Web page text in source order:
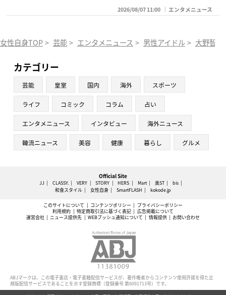
2026/08/07 11:00 エンタメニュース
女性自身TOP > 芸能 > エンタメニュース > 男性アイドル > 大野智
カテゴリー
芸能 皇室 国内 海外 スポーツ
ライフ コミック コラム 占い
エンタメニュース インタビュー 海外ニュース
韓流ニュース 美容 健康 暮らし グルメ
Official Site
JJ CLASSY. VERY STORY HERS Mart 美ST
bis
和食スタイル
女性自身 SmartFLASH kokode.jp
このサイトについて コンテンツポリシー
プライバシーポリシー
利用規約
特定商取引法に基づく表記
広告掲載について
運営会社
ニュース提供先 WEBプッシュ通知について 情報提供 お問い合わせ
ABJマークは、この電子書店・電子書籍配信サービスが、著作権者からコンテンツ使用許諾を得た正
規版配信サービスであることを示す登録商標（登録番号 第6091713号）です。